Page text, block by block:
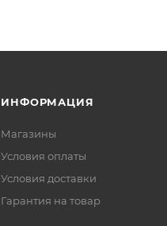
ИНФОРМАЦИЯ
Магазины
Условия оплаты
Условия доставки
Гарантия на товар